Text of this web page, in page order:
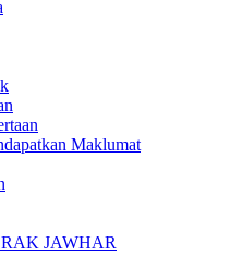
Maklumat
JAWHAR